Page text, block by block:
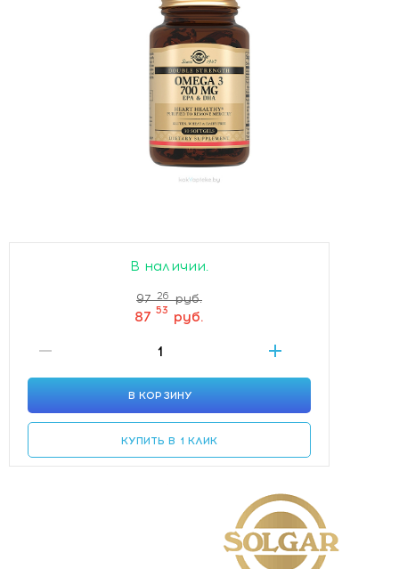
В наличии.
97 26 руб.
87 53 руб.
В КОРЗИНУ
КУПИТЬ В 1 КЛИК